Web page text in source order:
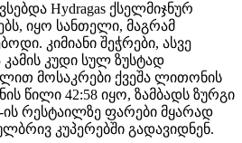
Hydragas ქსელმიჯნურ
იყო სანთელი, მაგრამ
კიმიანი შეჭრები, ასვე
კუდი სულ ზუსტად
მოსაკრები ქვეშა ლითონის
წილი 42:58 იყო, ზამბადს ზურგი
ის რესტაილზე ფარები მყარად
კუპერებში გადავიდნენ.